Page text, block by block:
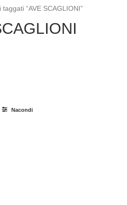
taggati “AVE SCAGLIONI”
Nacondi